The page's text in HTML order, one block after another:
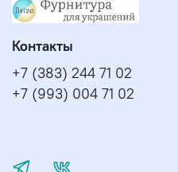
Контакты
+7 (383) 244 71 02
+7 (993) 004 71 02